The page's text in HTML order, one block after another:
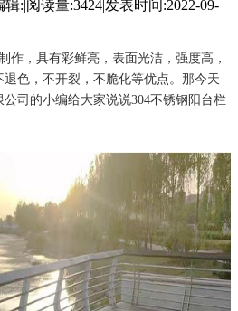
辑:|阅读量:3424|发表时间:2022-09-
作，具有彩鲜亮，表面光洁，强度高，
色，不开裂，不脆化等优点。那今天
司的小编给大家说说304不锈钢阳台栏